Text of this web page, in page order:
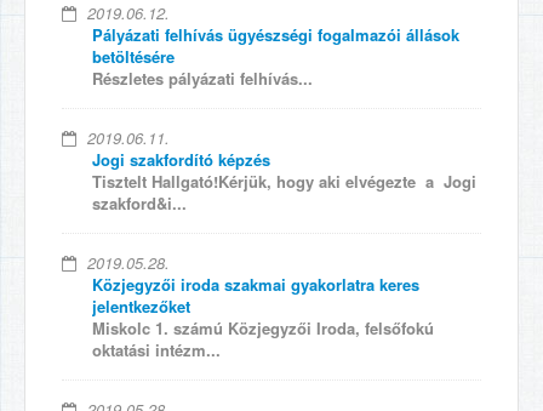
2019.06.12.
Pályázati felhívás ügyészségi fogalmazói állások
betöltésére
Részletes pályázati felhívás...
2019.06.11.
Jogi szakfordító képzés
Tisztelt Hallgató!Kérjük, hogy aki elvégezte a Jogi
szakford&i...
2019.05.28.
Közjegyzői iroda szakmai gyakorlatra keres
jelentkezőket
Miskolc 1. számú Közjegyzői Iroda, felsőfokú
oktatási intézm...